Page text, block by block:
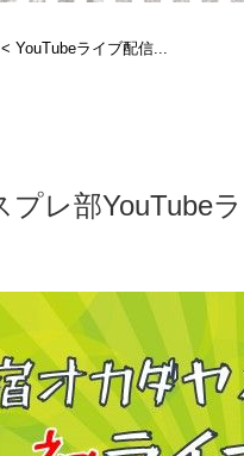
< YouTubeライブ配信...
プレ部YouTube